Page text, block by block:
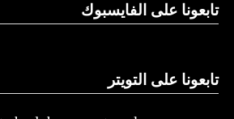
تابعونا على الفايسبوك
تابعونا على التويتر